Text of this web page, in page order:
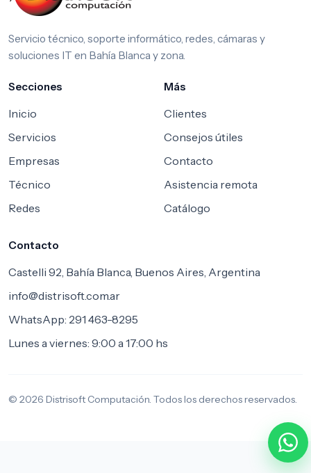
Servicio técnico, soporte informático, redes, cámaras y
soluciones IT en Bahía Blanca y zona.
Secciones
Inicio
Servicios
Empresas
Técnico
Redes
Más
Clientes
Consejos útiles
Contacto
Asistencia remota
Catálogo
Contacto
Castelli 92, Bahía Blanca, Buenos Aires, Argentina
info@distrisoft.com.ar
WhatsApp: 291 463-8295
Lunes a viernes: 9:00 a 17:00 hs
© 2026 Distrisoft Computación. Todos los derechos reservados.